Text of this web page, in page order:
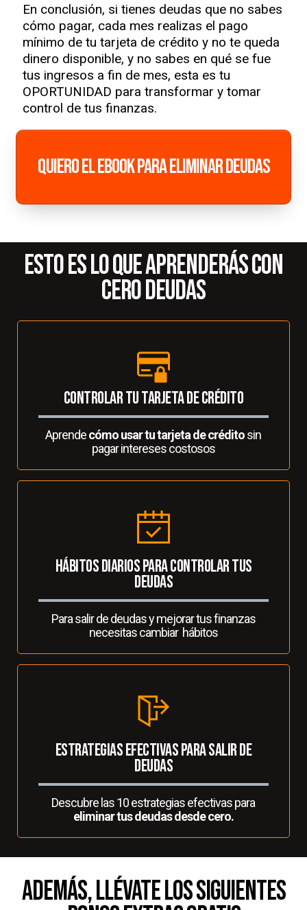
En conclusión, si tienes deudas que no sabes
cómo pagar, cada mes realizas el pago
mínimo de tu tarjeta de crédito y no te queda
dinero disponible, y no sabes en qué se fue
tus ingresos a fin de mes, esta es tu
OPORTUNIDAD para transformar y tomar
control de tus finanzas.
QUIERO EL EBOOK PARA ELIMINAR DEUDAS
ESTO ES LO QUE aprenderás con
cero deudas
controlar tu tarjeta de crédito
Aprendecómo usar tu tarjeta de créditosin
pagar intereses costosos
hábitos diarios para controlar tus
deudas
Para salir de deudas y mejorar tus finanzas
necesitas cambiar hábitos
estrategias efectivas para salir de
deudas
Descubre las 10 estrategias efectivas para
eliminar tus deudas desde cero.
Además, llévate los siguientes